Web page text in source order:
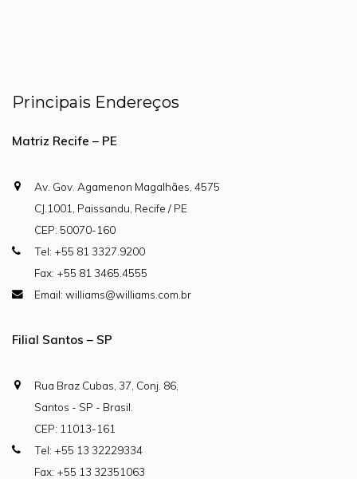
Principais Endereços
Matriz Recife – PE
Av. Gov. Agamenon Magalhães, 4575
CJ.1001, Paissandu, Recife / PE
CEP: 50070-160
Tel: +55 81 3327.9200
Fax: +55 81 3465.4555
Email: williams@williams.com.br
Filial Santos – SP
Rua Braz Cubas, 37, Conj. 86,
Santos - SP - Brasil.
CEP: 11013-161
Tel: +55 13 32229334
Fax: +55 13 32351063